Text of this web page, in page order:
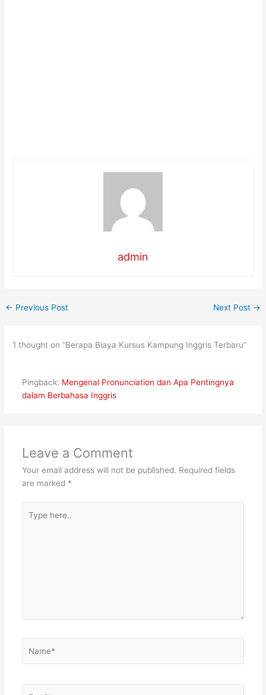
admin
← Previous Post Next Post →
1 thought on “Berapa Biaya Kursus Kampung Inggris Terbaru”
Pingback: Mengenal Pronunciation dan Apa Pentingnya
dalam Berbahasa Inggris
Leave a Comment
Your email address will not be published. Required fields
are marked *
here..